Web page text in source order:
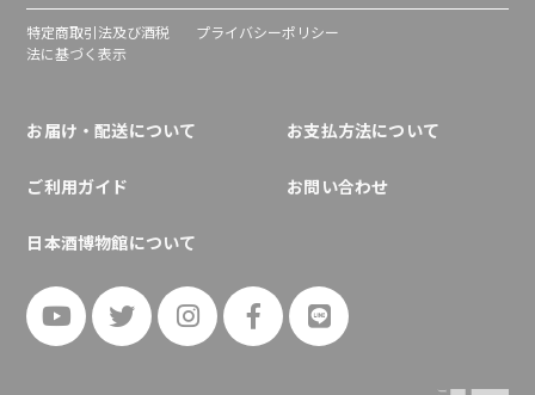
特定商取引法及び酒税
法に基づく表示
プライバシーポリシー
お届け・配送について お支払方法について
ご利用ガイド お問い合わせ
日本酒博物館について